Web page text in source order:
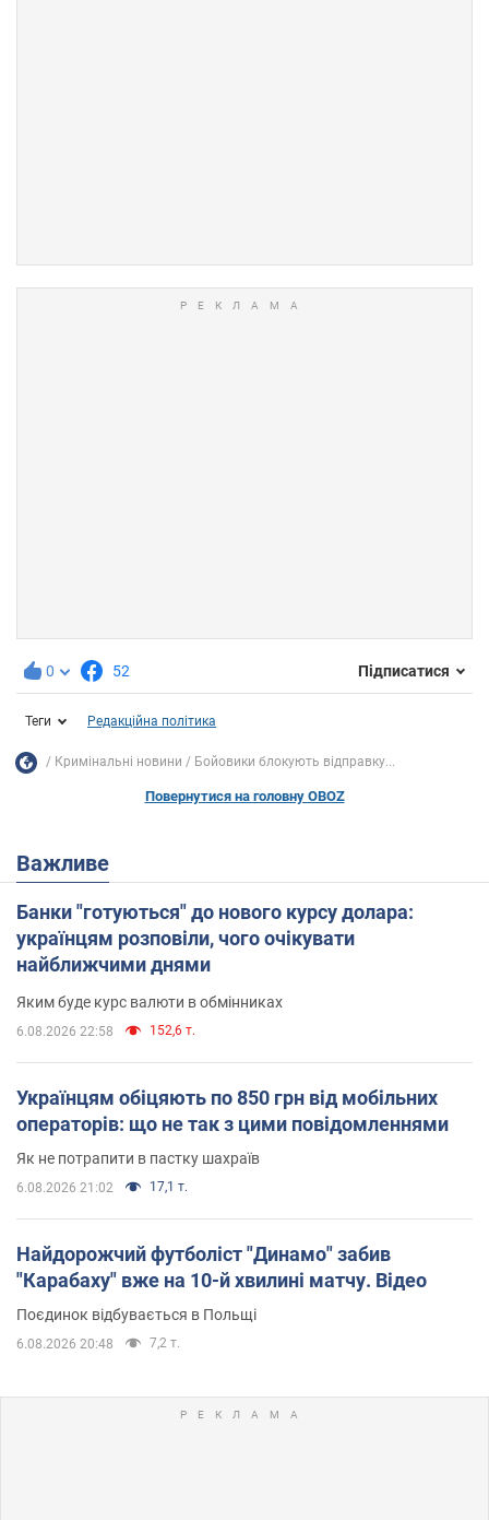
0 52 Підписатися
Теги Редакційна політика
Кримінальні новини Бойовики блокують відправку...
Повернутися на головну OBOZ
Важливе
Банки "готуються" до нового курсу долара:
українцям розповіли, чого очікувати
найближчими днями
Яким буде курс валюти в обмінниках
6.08.2026 22:58 152,6 т.
Українцям обіцяють по 850 грн від мобільних
операторів: що не так з цими повідомленнями
Як не потрапити в пастку шахраїв
6.08.2026 21:02 17,1 т.
Найдорожчий футболіст "Динамо" забив
"Карабаху" вже на 10-й хвилині матчу. Відео
Поєдинок відбувається в Польщі
6.08.2026 20:48 7,2 т.